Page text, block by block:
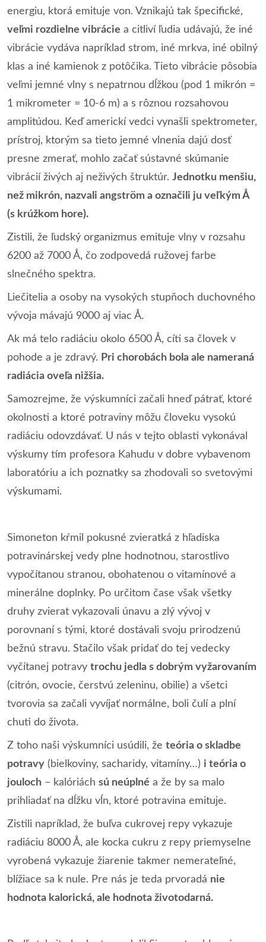
energiu, ktorá emituje von. Vznikajú tak špecifické,
veľmi rozdielne vibrácie a citliví ľudia udávajú, že iné
vibrácie vydáva napríklad strom, iné mrkva, iné obilný
klas a iné kamienok z potôčika. Tieto vibrácie pôsobia
veľmi jemné vlny s nepatrnou dĺžkou (pod 1 mikrón =
1 mikrometer = 10-6 m) a s rôznou rozsahovou
amplitúdou. Keď americkí vedci vynašli spektrometer,
prístroj, ktorým sa tieto jemné vlnenia dajú dosť
presne zmerať, mohlo začať sústavné skúmanie
vibrácií živých aj neživých štruktúr. Jednotku menšiu,
než mikrón, nazvali angström a označili ju veľkým Å
(s krúžkom hore).
Zistili, že ľudský organizmus emituje vlny v rozsahu
6200 až 7000 Å, čo zodpovedá ružovej farbe
slnečného spektra.
Liečitelia a osoby na vysokých stupňoch duchovného
vývoja mávajú 9000 aj viac Å.
Ak má telo radiáciu okolo 6500 Å, cíti sa človek v
pohode a je zdravý. Pri chorobách bola ale nameraná
radiácia oveľa nižšia.
Samozrejme, že výskumníci začali hneď pátrať, ktoré
okolnosti a ktoré potraviny môžu človeku vysokú
radiáciu odovzdávať. U nás v tejto oblasti vykonával
výskumy tím profesora Kahudu v dobre vybavenom
laboratóriu a ich poznatky sa zhodovali so svetovými
výskumami.
Simoneton kŕmil pokusné zvieratká z hľadiska
potravinárskej vedy plne hodnotnou, starostlivo
vypočítanou stranou, obohatenou o vitamínové a
minerálne doplnky. Po určitom čase však všetky
druhy zvierat vykazovali únavu a zlý vývoj v
porovnaní s tými, ktoré dostávali svoju prirodzenú
bežnú stravu. Stačilo však pridať do tej vedecky
vyčítanej potravy trochu jedla s dobrým vyžarovaním
(citrón, ovocie, čerstvú zeleninu, obilie) a všetci
tvorovia sa začali vyvíjať normálne, boli čulí a plní
chuti do života.
Z toho naši výskumníci usúdili, že teória o skladbe
potravy (bielkoviny, sacharidy, vitamíny…) i teória o
jouloch – kalóriách sú neúplné a že by sa malo
prihliadať na dĺžku vĺn, ktoré potravina emituje.
Zistili napríklad, že buľva cukrovej repy vykazuje
radiáciu 8000 Å, ale kocka cukru z repy priemyselne
vyrobená vykazuje žiarenie takmer nemerateľné,
blížiace sa k nule. Pre nás je teda prvoradá nie
hodnota kalorická, ale hodnota životodarná.